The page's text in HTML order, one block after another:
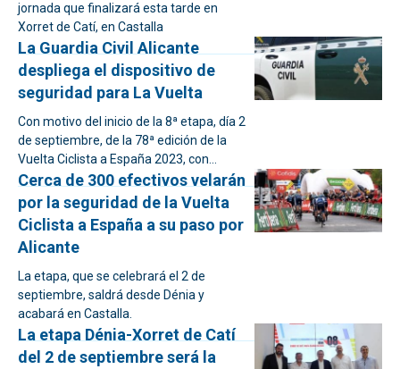
jornada que finalizará esta tarde en
Xorret de Catí, en Castalla
La Guardia Civil Alicante
despliega el dispositivo de
seguridad para La Vuelta
Con motivo del inicio de la 8ª etapa, día 2
de septiembre, de la 78ª edición de la
Vuelta Ciclista a España 2023, con...
Cerca de 300 efectivos velarán
por la seguridad de la Vuelta
Ciclista a España a su paso por
Alicante
La etapa, que se celebrará el 2 de
septiembre, saldrá desde Dénia y
acabará en Castalla.
La etapa Dénia-Xorret de Catí
del 2 de septiembre será la